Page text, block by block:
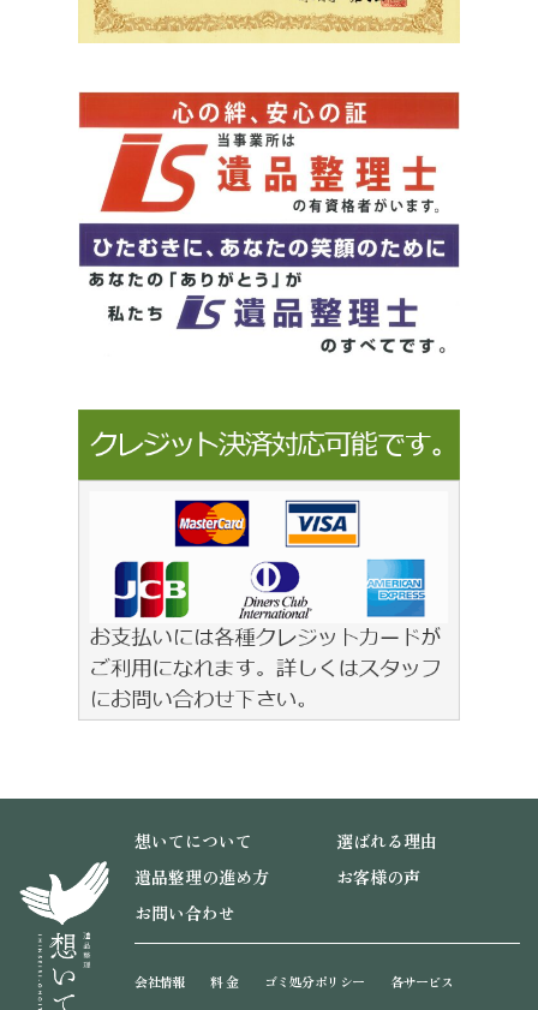
想いてについて
選ばれる理由
遺品整理の進め方
お客様の声
お問い合わせ
会社情報 料 金 ゴミ処分ポリシー 各サービス